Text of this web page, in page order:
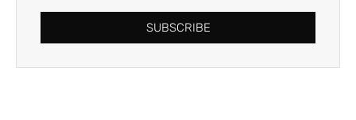
SUBSCRIBE